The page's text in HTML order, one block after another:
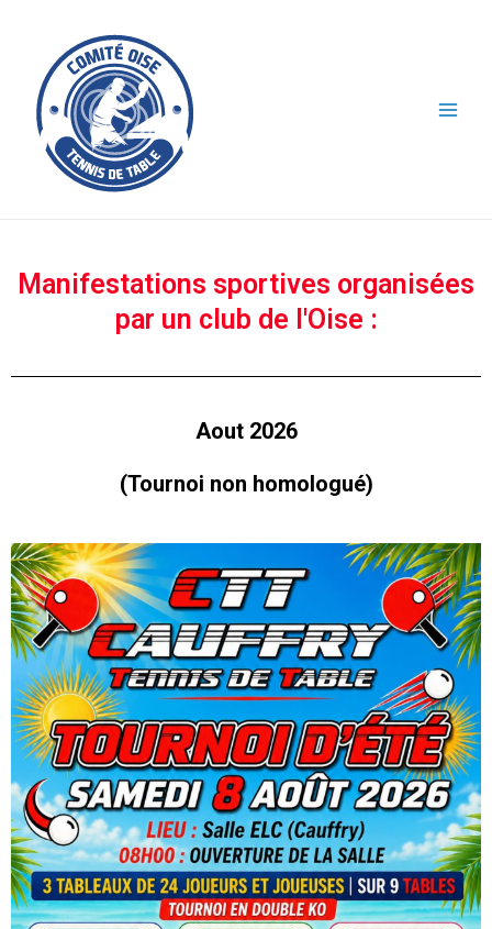
Manifestations sportives organisées
par un club de l'Oise :
Aout 2026
(Tournoi non homologué)